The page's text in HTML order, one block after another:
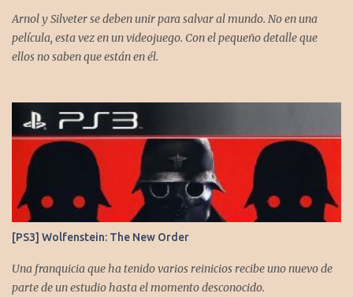
https://www.facebook.com/CronicasGoomba
Arnol y Silveter se deben unir para salvar al mundo. No en una
película, esta vez en un videojuego. Con el pequeño detalle que
ellos no saben que están en él.
[PS3] Wolfenstein: The New Order
Una franquicia que ha tenido varios reinicios recibe uno nuevo de
parte de un estudio hasta el momento desconocido.